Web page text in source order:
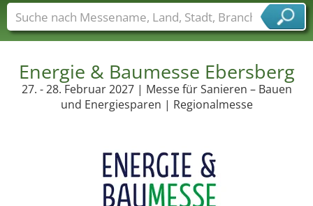
Energie & Baumesse Ebersberg
27. - 28. Februar 2027 | Messe für Sanieren – Bauen
und Energiesparen | Regionalmesse
Messenamen Länder Städte
Branchen